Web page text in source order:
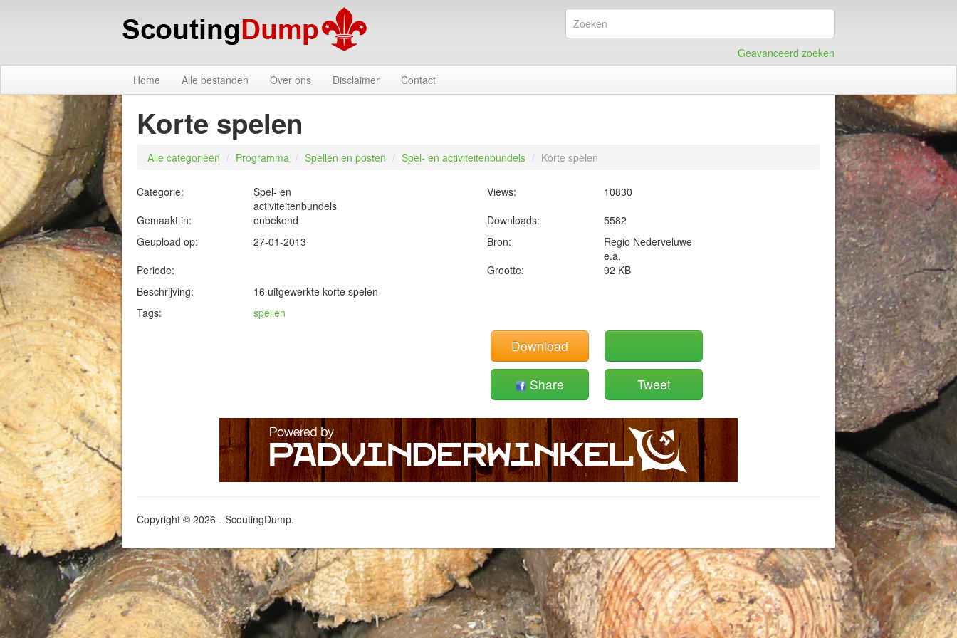
Geavanceerd zoeken
Home
Alle bestanden Over ons Disclaimer Contact
Korte spelen
Alle categorieën / Programma / Spellen en posten / Spel- en activiteitenbundels / Korte spelen
Categorie:
Spel- en
activiteitenbundels
Views:
10830
Gemaakt in:
onbekend Downloads:
5582
Geupload op:
27-01-2013 Bron:
Regio Nederveluwe
e.a.
Periode:
Grootte:
92 KB
Beschrijving:
16 uitgewerkte korte spelen
Tags:
spellen
Download
Share Tweet
Copyright © 2026 - ScoutingDump.